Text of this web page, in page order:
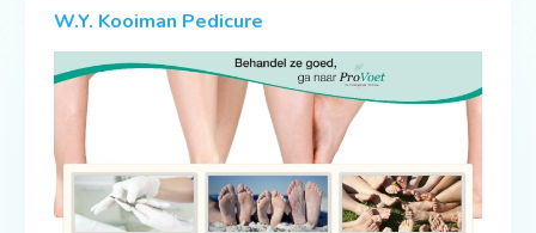
W.Y. Kooiman Pedicure